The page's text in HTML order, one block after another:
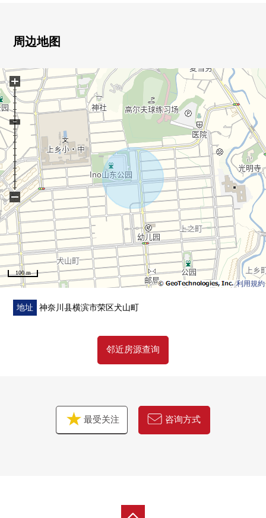
・土地面积148.10平米(约44.8坪)
园。
学校、公园不太远，并且良好的育儿环境正端正。
・不是建筑包含条件待售土地。
请在喜欢的House厂商、建筑公司讨论。
▼周边环境
・市立上乡小学、约330m
・市立上乡中学、约280m
・ino山东公园、约50m
・Lawson THREE F荣上之町商店、约90m
・横滨上乡邮局、约360m
■ 在找想要的家方面给予帮助的━━━━━・・・
房源的详细、需讨论是如有意向，请跟我们联系。
制作能从合作的建筑公司领受参考建筑计划。
请一定利用。
周边地图
利用規約
100 m
+
−
地址 神奈川县横滨市荣区犬山町
邻近房源查询
最受关注 咨询方式